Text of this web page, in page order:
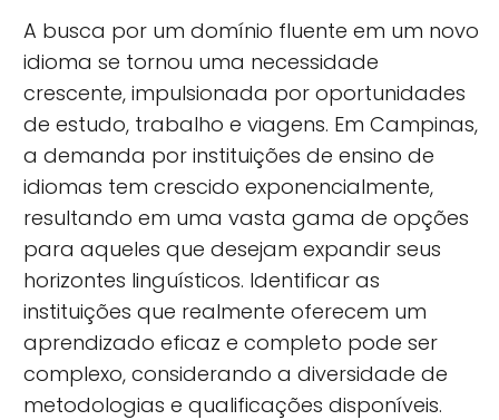
A busca por um domínio fluente em um novo
idioma se tornou uma necessidade
crescente, impulsionada por oportunidades
de estudo, trabalho e viagens. Em Campinas,
a demanda por instituições de ensino de
idiomas tem crescido exponencialmente,
resultando em uma vasta gama de opções
para aqueles que desejam expandir seus
horizontes linguísticos. Identificar as
instituições que realmente oferecem um
aprendizado eficaz e completo pode ser
complexo, considerando a diversidade de
metodologias e qualificações disponíveis.